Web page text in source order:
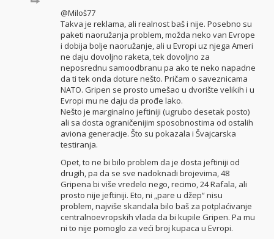
@Miloš77
Takva je reklama, ali realnost baš i nije. Posebno su
paketi naoružanja problem, možda neko van Evrope
i dobija bolje naoružanje, ali u Evropi uz njega Ameri
ne daju dovoljno raketa, tek dovoljno za
neposrednu samoodbranu pa ako te neko napadne
da ti tek onda doture nešto. Pričam o saveznicama
NATO. Gripen se prosto umešao u dvorište velikih i u
Evropi mu ne daju da prođe lako.
Nešto je marginalno jeftiniji (ugrubo desetak posto)
ali sa dosta ograničenijim sposobnostima od ostalih
aviona generacije. Što su pokazala i Švajcarska
testiranja.
Opet, to ne bi bilo problem da je dosta jeftiniji od
drugih, pa da se sve nadoknadi brojevima, 48
Gripena bi više vredelo nego, recimo, 24 Rafala, ali
prosto nije jeftiniji. Eto, ni „pare u džep“ nisu
problem, najviše skandala bilo baš za potplaćivanje
centralnoevropskih vlada da bi kupile Gripen. Pa mu
ni to nije pomoglo za veći broj kupaca u Evropi.